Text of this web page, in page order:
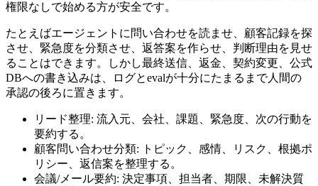
権限なしで始める方が安全です。
たとえばエージェントに問い合わせを読ませ、顧客記録を探
させ、緊急度を分類させ、返答案を作らせ、判断理由を見せ
ることはできます。しかし最終送信、返金、契約変更、公式
DBへの書き込みは、ログとevalが十分にたまるまで人間の
承認の後ろに置きます。
リード整理: 流入元、会社、課題、緊急度、次の行動を
要約する。
顧客問い合わせ分類: トピック、感情、リスク、根拠ポ
リシー、返信案を整理する。
会議/メール要約: 決定事項、担当者、期限、未解決質